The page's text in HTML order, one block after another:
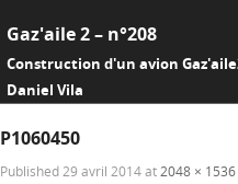
Gaz'aile 2 – n°208
Construction d'un avion
Daniel Vila
P1060450
Published 29 avril 2014at 2048 × 1536